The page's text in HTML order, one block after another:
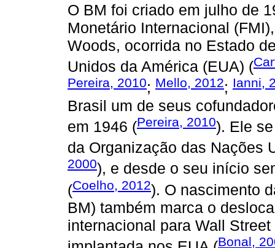
O BM foi criado em julho de
Monetário Internacional
Woods, ocorrida no Estado
Unidos da América (EUA) (
Pereira, 2010; Mello, 2012; Ianni,
Brasil um de seus
em 1946 (Pereira, 2010). Ele
da Organização das Nações
2000), e desde o seu início
(Coelho, 2012). O nascimento
BM) também marca o
internacional para Wall
Bonal,